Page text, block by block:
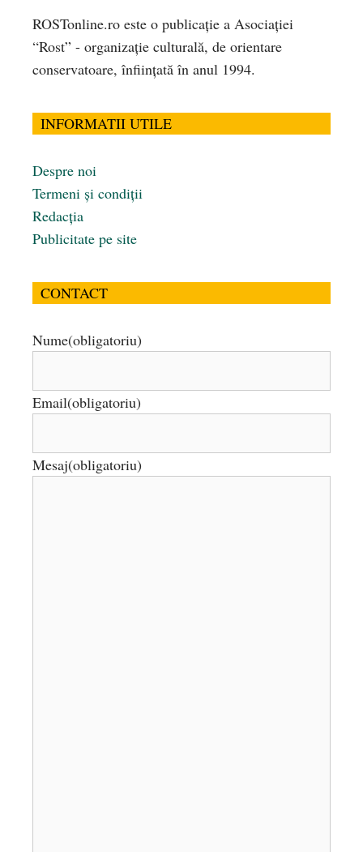
ROSTonline.ro este o publicaţie a Asociaţiei
“Rost” - organizaţie culturală, de orientare
conservatoare, înfiinţată în anul 1994.
INFORMATII UTILE
Despre noi
Termeni și condiții
Redacția
Publicitate pe site
CONTACT
Nume(obligatoriu)
Email(obligatoriu)
Mesaj(obligatoriu)